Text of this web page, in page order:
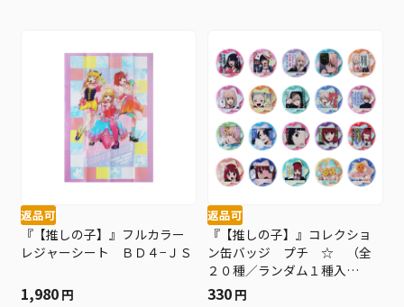
返品可
『【推しの子】』フルカラー
レジャーシート ＢＤ４−ＪＳ
1,980 円
返品可
『【推しの子】』コレクショ
ン缶バッジ プチ ☆ （全
２０種／ランダム１種入
り） ＢＤ３
330 円